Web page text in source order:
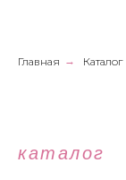
Главная → Каталог
каталог